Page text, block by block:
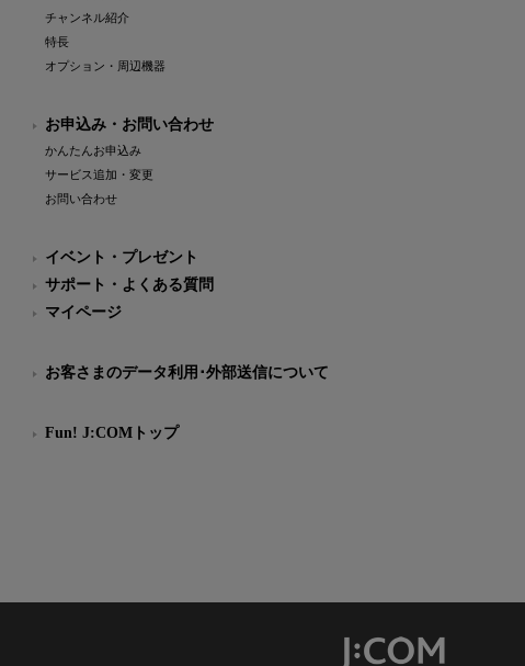
チャンネル紹介
特長
オプション・周辺機器
お申込み・お問い合わせ
かんたんお申込み
サービス追加・変更
お問い合わせ
イベント・プレゼント
サポート・よくある質問
マイページ
お客さまのデータ利用･外部送信について
Fun! J:COMトップ